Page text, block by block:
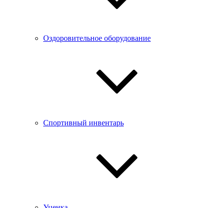
Оздоровительное оборудование
Спортивный инвентарь